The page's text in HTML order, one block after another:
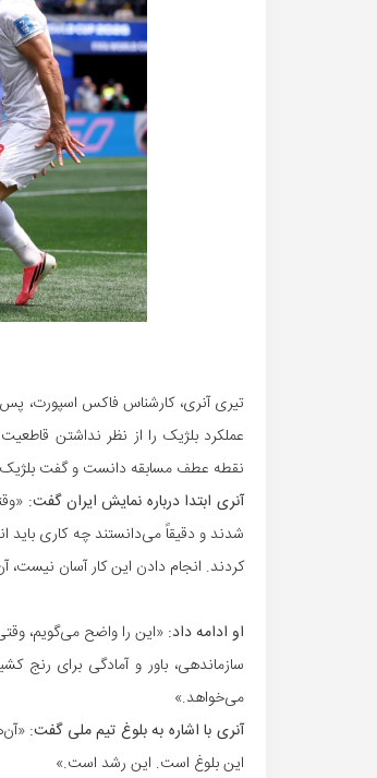
تیری آنری، کارشناس فاکس اسپورت، پس
عملکرد بلژیک را از نظر نداشتن
نقطه عطف مسابقه دانست و گفت بلژیک هنوز با
آنری ابتدا درباره نمایش ایران گفت:
شدند و دقیقاً می‌دانستند چه کاری باید
کردند. انجام دادن این کار آسان
او ادامه داد:«این را واضح می‌گویم،
سازماندهی، باور و آمادگی برای
می‌خواهد.»
آنری با اشاره به بلوغ تیم ملی گفت:
این بلوغ است. این رشد است.»